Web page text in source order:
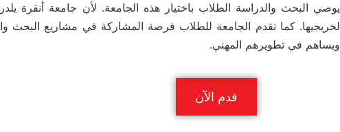
يوصي البحث والدراسة الطلاب باختيار هذه الجامعة. لأن جامعة أنقرة
لخريجيها. كما تقدم الجامعة للطلاب فرصة المشاركة في مشاريع البحث
ويساهم في تطويرهم المهني.
قدم الآن